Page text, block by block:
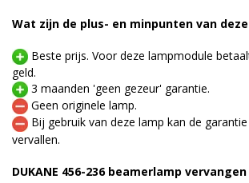
Wat zijn de plus- en minpunten van
Beste prijs. Voor deze lampmodule
geld.
3 maanden 'geen gezeur' garantie.
Geen originele lamp.
Bij gebruik van deze lamp kan de
vervallen.
DUKANE 456-236 beamerlamp vervangen